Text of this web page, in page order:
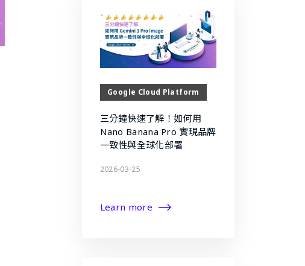
Google Cloud Platform
三分鐘快速了解！如何用
Nano Banana Pro 實現品牌
一致性與全球化部署
2026-03-25
Learn more